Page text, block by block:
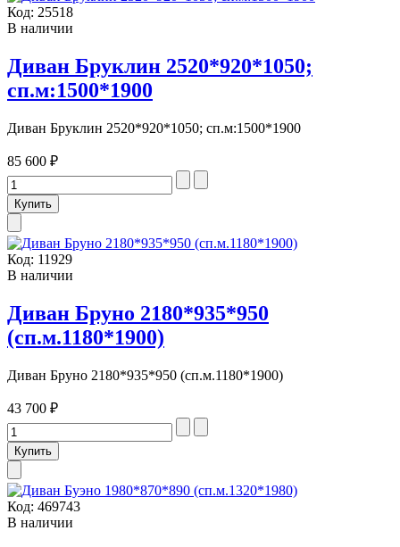
Код: 25518
В наличии
Диван Бруклин 2520*920*1050;
сп.м:1500*1900
Диван Бруклин 2520*920*1050; сп.м:1500*1900
85 600 ₽
Код: 11929
В наличии
Диван Бруно 2180*935*950
(сп.м.1180*1900)
Диван Бруно 2180*935*950 (сп.м.1180*1900)
43 700 ₽
Код: 469743
В наличии